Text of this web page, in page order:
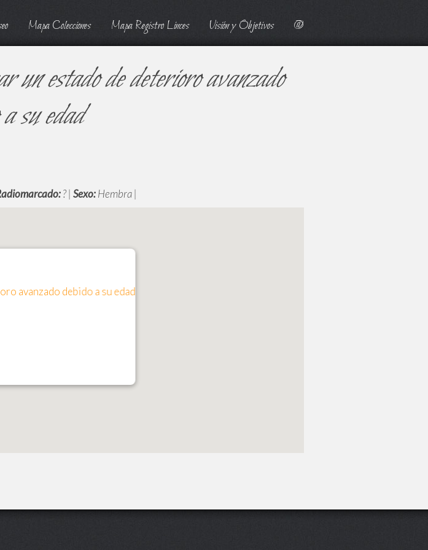
Mapa Colecciones Mapa Registro Linces Visión y Objetivos @
un estado de deterioro avanzado
su edad
? | Sexo:Hembra |
avanzado debido a su edad